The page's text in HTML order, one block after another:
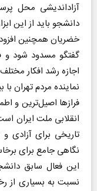
آزاداندیشی محل
دانشجو باید از این
خضریان همچنین
گفتگو مسدود شود
اجازه رشد افکار
نماینده مردم تهران
فراز‌ها اصیل‌ترین و
انقلابی ملت ایران
تاریخی برای آزادی
نگاهی جامع برای
نسبت به بسیاری از